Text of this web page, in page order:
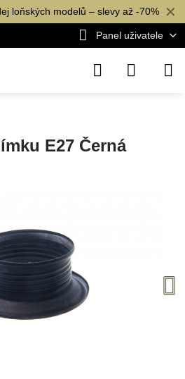
✕
loňských modelů – slevy až -70%
Panel uživatele
E27 Černá